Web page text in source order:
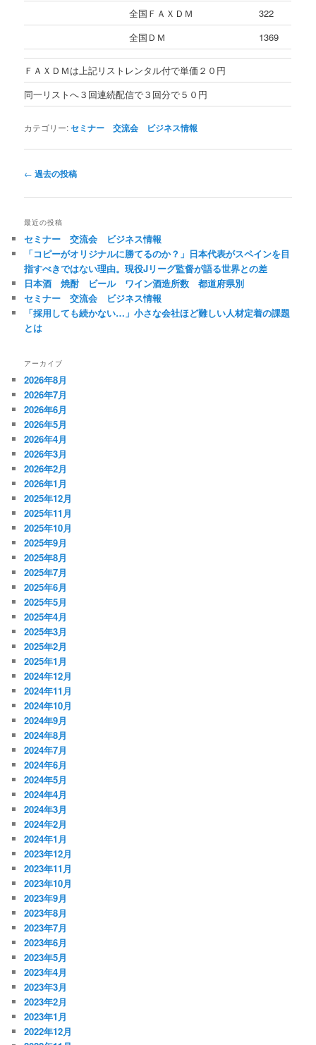
全国ＦＡＸＤＭ
322
全国ＤＭ
1369
ＦＡＸＤＭは上記リストレンタル付で単価２０円
同一リストへ３回連続配信で３回分で５０円
カテゴリー:セミナー 交流会 ビジネス情報
投
ナ
ビ
ー
シ
ョ
ン
← 過去の投稿
最近の投稿
セミナー 交流会 ビジネス情報
「コピーがオリジナルに勝てるのか？」日本代表がスペインを目
指すべきではない理由。現役Jリーグ監督が語る世界との差
日本酒 焼酎 ビール ワイン酒造所数 都道府県別
セミナー 交流会 ビジネス情報
「採用しても続かない…」小さな会社ほど難しい人材定着の課題
とは
アーカイブ
2026年8月
2026年7月
2026年6月
2026年5月
2026年4月
2026年3月
2026年2月
2026年1月
2025年12月
2025年11月
2025年10月
2025年9月
2025年8月
2025年7月
2025年6月
2025年5月
2025年4月
2025年3月
2025年2月
2025年1月
2024年12月
2024年11月
2024年10月
2024年9月
2024年8月
2024年7月
2024年6月
2024年5月
2024年4月
2024年3月
2024年2月
2024年1月
2023年12月
2023年11月
2023年10月
2023年9月
2023年8月
2023年7月
2023年6月
2023年5月
2023年4月
2023年3月
2023年2月
2023年1月
2022年12月